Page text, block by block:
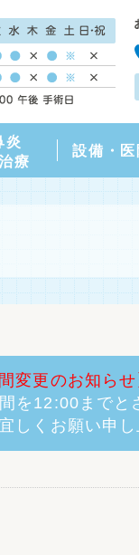
炎
療
設備・医
変更のお知らせ
を12:00までと
しくお願い申し